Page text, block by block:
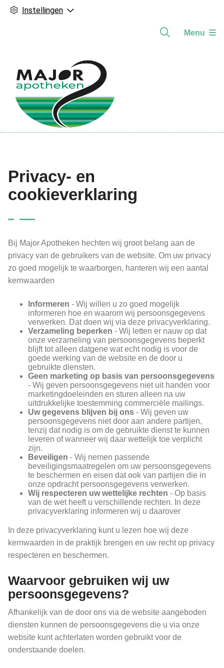
Instellingen
Menu
Privacy- en
cookieverklaring
Bij Major Apotheken hechten wij groot belang aan de
privacy van de gebruikers van de website. Om uw privacy
zo goed mogelijk te waarborgen, hanteren wij een aantal
kernwaarden
Informeren - Wij willen u zo goed mogelijk
informeren hoe en waarom wij persoonsgegevens
verwerken. Dat doen wij via deze privacyverklaring.
Verzameling beperken - Wij letten er nauw op dat
onze verzameling van persoonsgegevens beperkt
blijft tot alleen datgene wat echt nodig is voor de
goede werking van de website en de door u
gebruikte diensten.
Geen marketing op basis van persoonsgegevens
- Wij geven persoonsgegevens niet uit handen voor
marketingdoeleinden en sturen alleen na uw
uitdrukkelijke toestemming commerciële mailings.
Uw gegevens blijven bij ons - Wij geven uw
persoonsgegevens niet door aan andere partijen,
tenzij dat nodig is om de gebruikte dienst te kunnen
leveren of wanneer wij daar wettelijk toe verplicht
zijn.
Beveiligen - Wij nemen passende
beveiligingsmaatregelen om uw persoonsgegevens
te beschermen en eisen dat ook van partijen die in
onze opdracht persoonsgegevens verwerken.
Wij respecteren uw wettelijke rechten - Op basis
van de wet heeft u verschillende rechten. In deze
privacyverklaring informeren wij u daarover
In deze privacyverklaring kunt u lezen hoe wij deze
kernwaarden in de praktijk brengen en uw recht op privacy
respecteren en beschermen.
Waarvoor gebruiken wij uw
persoonsgegevens?
Afhankelijk van de door ons via de website aangeboden
diensten kunnen de persoonsgegevens die u via onze
website kunt achterlaten worden gebruikt voor de
onderstaande doelen.